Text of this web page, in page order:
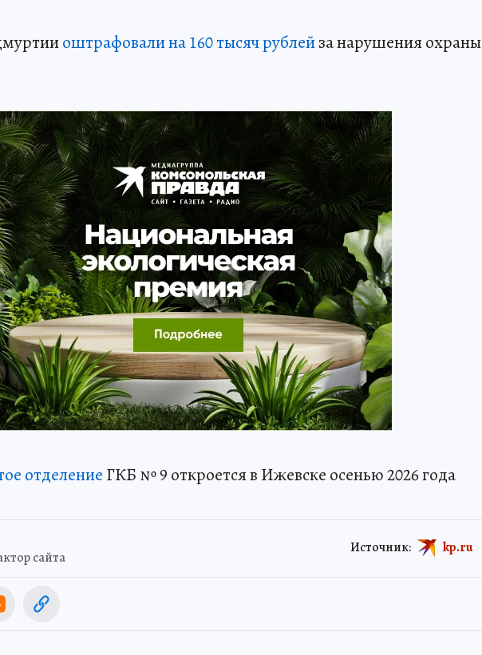
оштрафовали на 160 тысяч рублейза нарушения охраны
отделениеГКБ № 9 откроется в Ижевске осенью 2026 года
сайта
Источник: kp.ru